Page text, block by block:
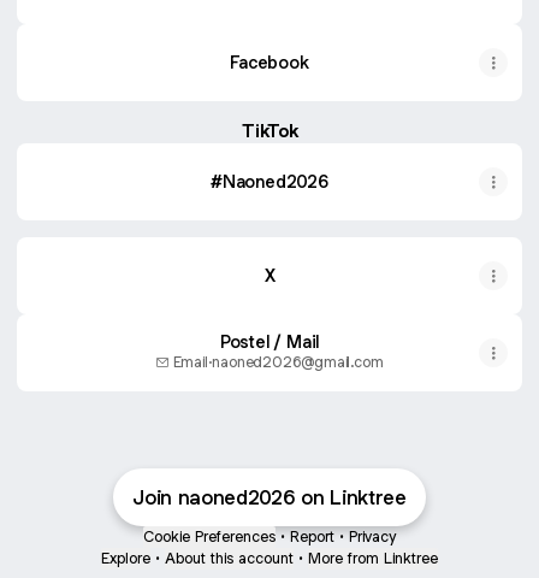
Facebook
TikTok
#Naoned2026
X
Postel / Mail
Email·naoned2026@gmail.com
Join naoned2026 on Linktree
Cookie Preferences • Report • Privacy
Explore • About this account • More from Linktree